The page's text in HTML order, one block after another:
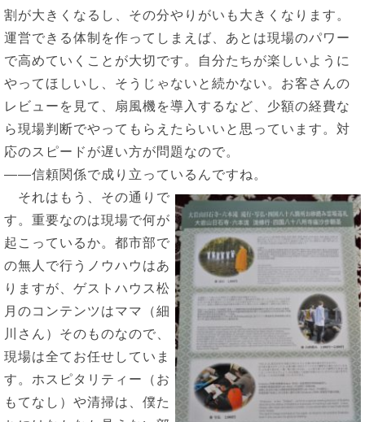
割が大きくなるし、その分やりがいも大きくなります。
運営できる体制を作ってしまえば、あとは現場のパワー
で高めていくことが大切です。自分たちが楽しいように
やってほしいし、そうじゃないと続かない。お客さんの
レビューを見て、扇風機を導入するなど、少額の経費な
ら現場判断でやってもらえたらいいと思っています。対
応のスピードが遅い方が問題なので。
――信頼関係で成り立っているんですね。
それはもう、その通りで
す。重要なのは現場で何が
起こっているか。都市部で
の無人で行うノウハウはあ
りますが、ゲストハウス松
月のコンテンツはママ（細
川さん）そのものなので、
現場は全てお任せしていま
す。ホスピタリティー（お
もてなし）や清掃は、僕た